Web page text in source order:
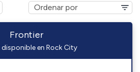
Frontier
en Rock City